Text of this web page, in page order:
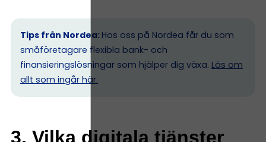
Tips från Nordea: Hos oss på Nordea får du som
småföretagare flexibla bank- och
finansieringslösningar som hjälper dig växa. Läs om
allt som ingår här.
3. Vilka digitala tjänster